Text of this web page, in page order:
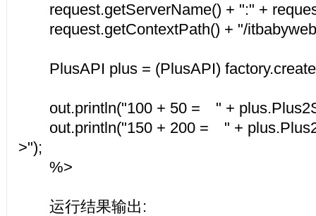
request.getServerName() + ":" +
request.getContextPath() + "/
PlusAPI plus = (PlusAPI)
out.println("100 + 50 = " +
out.println("150 + 200 = " +
>");
%>
运行结果输出: